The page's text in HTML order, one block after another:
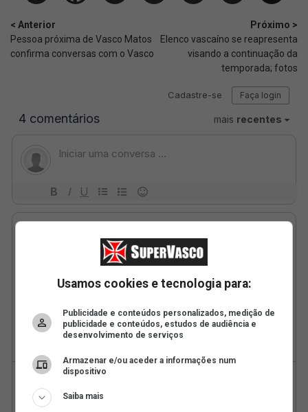
< Anterior
Pessoa próxima de Vasco Matos
confirma conversas com o Vasco
Próximo >
Elenco vascaíno se reapresenta
visando a continuação da
temporada; fotos
Usamos cookies e tecnologia para:
Publicidade e conteúdos personalizados, medição de
publicidade e conteúdos, estudos de audiência e
desenvolvimento de serviços
Armazenar e/ou aceder a informações num
dispositivo
Saiba mais